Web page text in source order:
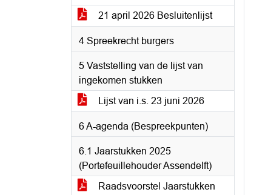
21 april 2026 Besluitenlijst
4 Spreekrecht burgers
5 Vaststelling van de lijst van
ingekomen stukken
Lijst van i.s. 23 juni 2026
6 A-agenda (Bespreekpunten)
6.1 Jaarstukken 2025
(Portefeuillehouder Assendelft)
Raadsvoorstel Jaarstukken